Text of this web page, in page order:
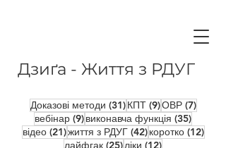
Дзиґа - Життя з РДУГ
Доказові методи (31)31 пост
КПТ (9)9 постів
ОВР (7)7 постів
вебінар (9)9 постів
виконавча функція (35)35 постів
відео (21)21 пост
життя з РДУГ (42)42 пости
коротко (12)12
лайфгак (25)25 постів
ліки (12)12 постів